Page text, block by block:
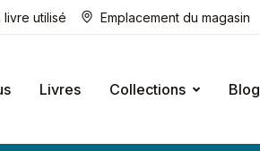
livre utilisé Emplacement du magasin
Livres Collections Blog